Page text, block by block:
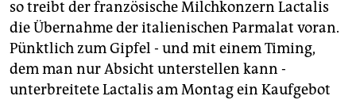
so treibt der französische Milchkonzern Lactalis
die Übernahme der italienischen Parmalat voran.
Pünktlich zum Gipfel - und mit einem Timing,
dem man nur Absicht unterstellen kann -
unterbreitete Lactalis am Montag ein Kaufgebot